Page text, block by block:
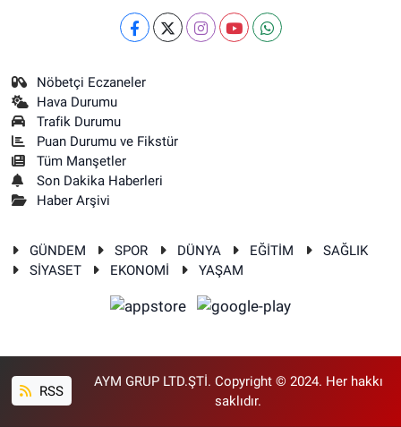
Nöbetçi Eczaneler
Hava Durumu
Trafik Durumu
Puan Durumu ve Fikstür
Tüm Manşetler
Son Dakika Haberleri
Haber Arşivi
GÜNDEM SPOR DÜNYA EĞİTİM
SAĞLIK
SİYASET
EKONOMİ YAŞAM
RSS
AYM GRUP LTD.ŞTİ. Copyright © 2024. Her hakkı
saklıdır.